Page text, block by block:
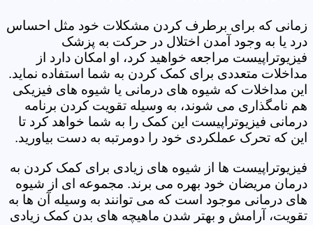
زمانی که برای برطرف کردن مشکلات خود مثل احساس
درد یا به وجود آمدن اختلال در حرکت به پزشک
فیزیوتراپیست مراجعه خواهید کرد، او امکان دارد از
مداخلات متعددی برای کمک کردن به شما استفاده نماید.
این مداخلات که شیوه های درمانی یا شیوه های فیزیکی
هم نامگذاری می شوند، به وسیله تقویت کردن برنامه
درمانی فیزیوتراپیست این کمک را به شما خواهد کرد تا
این که تحرک عملکردی خود را دومرتبه به دست بیاورید.
فیزیوتراپیست ها از شیوه های زیادی برای کمک کردن به
درمان مریضان خود بهره می برند. مجموعه ای از شیوه
های درمانی موجود است که می توانند به وسیله آن ها به
تقویت، آرامش و بهتر شدن ماهیچه های بدن کمک زیادی